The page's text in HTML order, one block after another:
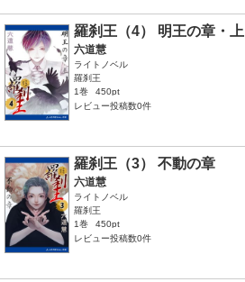
羅刹王（4） 明王の章・上
六道慧
ライトノベル
羅刹王
1巻
450pt
レビュー投稿数0件
羅刹王（3） 不動の章
六道慧
ライトノベル
羅刹王
1巻
450pt
レビュー投稿数0件